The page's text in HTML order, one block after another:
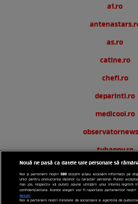
a1.ro
as.ro
catine.ro
chefi.ro
deparinti.ro
medicool.ro
tvhappy.ro
useit.ro
zutv.ro
Nouă ne pasă ca datele tale personale să
Noi și partenerii noștri589 stocăm și/sau accesăm informații pe
unici pentru prelucrarea datelor cu caracter personal. Puteți
mai jos, respectiv vă puteți opune utilizării unui interes legitim
confidențialitate. Aceste alegeri vor fi raportate partenerilor noștri
detalii
Noi si partenerii nostri (retelele de socializare si agentiile de